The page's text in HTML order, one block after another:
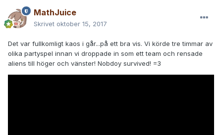
MathJuice
Skrivet oktober 15, 2017
Det var fullkomligt kaos i går...på ett bra vis. Vi körde tre timmar av
olika partyspel innan vi droppade in som ett team och rensade
aliens till höger och vänster! Nobdoy survived! =3